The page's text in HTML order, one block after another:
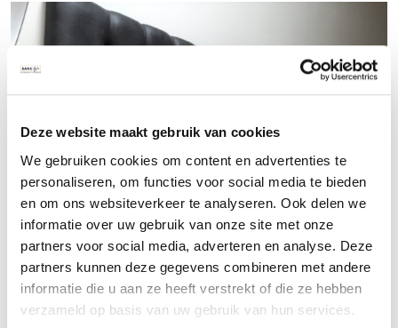
Deze website maakt gebruik van cookies
We gebruiken cookies om content en advertenties te
personaliseren, om functies voor social media te bieden
en om ons websiteverkeer te analyseren. Ook delen we
informatie over uw gebruik van onze site met onze
partners voor social media, adverteren en analyse. Deze
partners kunnen deze gegevens combineren met andere
informatie die u aan ze heeft verstrekt of die ze hebben
verzameld op basis van uw gebruik van hun services.